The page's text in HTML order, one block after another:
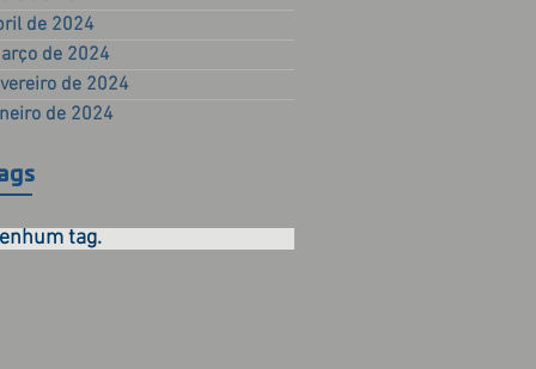
de 2024
de 2024
de 2024
de 2024
tag.